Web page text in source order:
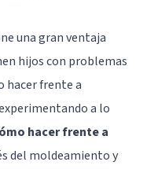
una gran ventaja
hijos con problemas
hacer frente a
a lo
hacer frente a
del moldeamiento y